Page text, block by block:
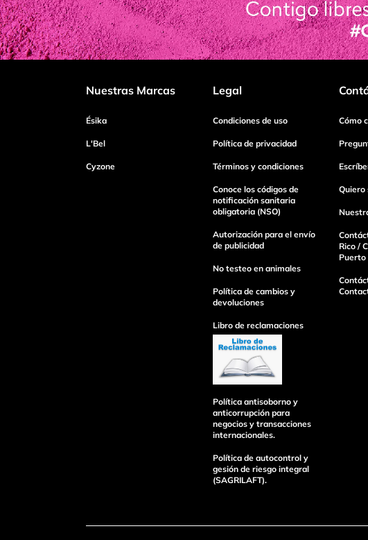
Nuestras Marcas
Ésika
L'Bel
Cyzone
Legal
Condiciones de uso
Política de privacidad
Términos y condiciones
Conoce los códigos de
notificación sanitaria
obligatoria (NSO)
Autorización para el envío
de publicidad
No testeo en animales
Política de cambios y
devoluciones
Libro de reclamaciones
Política antisoborno y
anticorrupción para
negocios y transacciones
internacionales.
Política de autocontrol y
gesión de riesgo integral
(SAGRILAFT).
Cómo
Quiero
Rico /
Puerto